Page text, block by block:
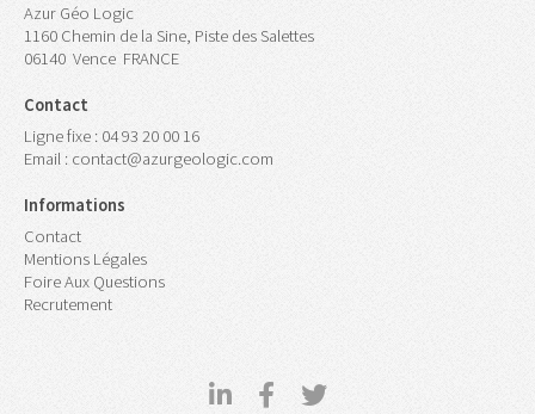
Azur Géo Logic
1160 Chemin de la Sine, Piste des Salettes
06140 Vence FRANCE
Contact
Ligne fixe : 04 93 20 00 16
Email : contact@azurgeologic.com
Informations
Contact
Mentions Légales
Foire Aux Questions
Recrutement